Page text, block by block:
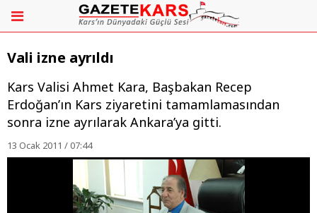
Vali izne ayrıldı
Kars Valisi Ahmet Kara, Başbakan Recep
Erdoğan’ın Kars ziyaretini tamamlamasından
sonra izne ayrılarak Ankara’ya gitti.
13 Ocak 2011 / 07:44